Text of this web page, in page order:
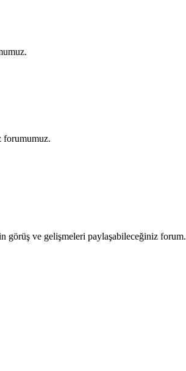
forumumuz.
görüş ve gelişmeleri paylaşabileceğiniz forum.